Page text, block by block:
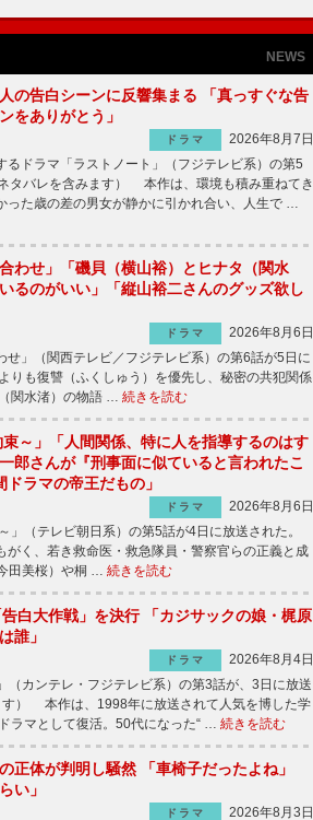
NEWS
の告白シーンに反響集まる 「真っすぐな告
をありがとう」
ドラマ
2026年8月7日
ドラマ「ラストノート」（フジテレビ系）の第5
タバレを含みます） 本作は、環境も積み重ねてき
った歳の差の男女が静かに引かれ合い、人生で …
わせ」「磯貝（横山裕）とヒナタ（関水
るのがいい」「縦山裕二さんのグッズ欲し
ドラマ
2026年8月6日
」（関西テレビ／フジテレビ系）の第6話が5日に
も復讐（ふくしゅう）を優先し、秘密の共犯関係
関水渚）の物語 … 続きを読む
束～」「人間関係、特に人を指導するのはす
郎さんが『刑事面に似ていると言われたこ
ラマの帝王だもの」
ドラマ
2026年8月6日
（テレビ朝日系）の第5話が4日に放送された。
く、若き救命医・救急隊員・警察官らの正義と成
田美桜）や桐 … 続きを読む
告白大作戦」を決行 「カジサックの娘・梶原
誰」
ドラマ
2026年8月4日
カンテレ・フジテレビ系）の第3話が、3日に放送
す） 本作は、1998年に放送されて人気を博した学
ラマとして復活。50代になった“ … 続きを読む
正体が判明し騒然 「車椅子だったよね」
い」
ドラマ 2026年8月3日